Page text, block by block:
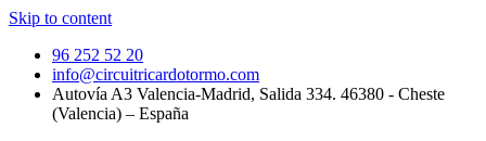
Skip to content
96 252 52 20
info@circuitricardotormo.com
Autovía A3 Valencia-Madrid, Salida 334. 46380 - Cheste
(Valencia) – España